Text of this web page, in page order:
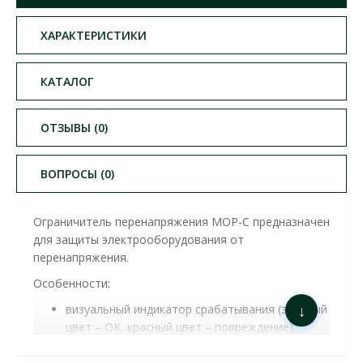
ХАРАКТЕРИСТИКИ
КАТАЛОГ
ОТЗЫВЫ (0)
ВОПРОСЫ (0)
Ограничитель перенапряжения MOP-C предназначен
для защиты электрооборудования от
перенапряжения.
Особенности:
визуальный индикатор срабатывания (зеленый
цвет – ОК, красный цвет – повреждение);
↓